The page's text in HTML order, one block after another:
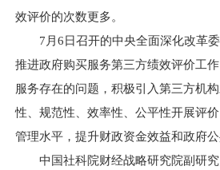
效评价的次数更多。
7月6日召开的中央全面深化改革委
推进政府购买服务第三方绩效评价工
服务存在的问题，积极引入第三方机
性、规范性、效率性、公平性开展评
管理水平，提升财政资金效益和政府公
中国社科院财经战略研究院副研究